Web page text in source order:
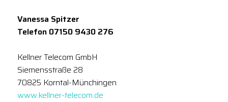
Vanessa Spitzer
Telefon 07150 9430 276
Kellner Telecom GmbH
Siemensstraße 28
70825 Korntal-Münchingen
www.kellner-telecom.de